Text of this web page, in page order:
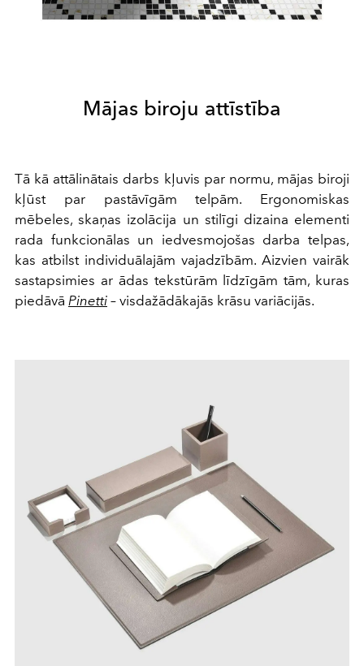
Mājas biroju attīstība
Tā kā attālinātais darbs kļuvis par normu, mājas biroji
kļūst par pastāvīgām telpām. Ergonomiskas
mēbeles, skaņas izolācija un stilīgi dizaina elementi
rada funkcionālas un iedvesmojošas darba telpas,
kas atbilst individuālajām vajadzībām. Aizvien vairāk
sastapsimies ar ādas tekstūrām līdzīgām tām, kuras
piedāvā Pinetti – visdažādākajās krāsu variācijās.